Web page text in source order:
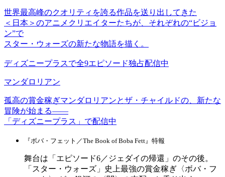
世界最高峰のクオリティを誇る作品を送り出してきた
＜日本＞のアニメクリエイターたちが、それぞれの“ビジョ
ン”で
スター・ウォーズの新たな物語を描く。
ディズニープラスで全9エピソード独占配信中
マンダロリアン
孤高の賞金稼ぎマンダロリアンとザ・チャイルドの、新たな
冒険が始まる――
「ディズニープラス」で配信中
『ボバ・フェット／The Book of Boba Fett』特報
舞台は「エピソード6／ジェダイの帰還」のその後。
「スター・ウォーズ」史上最強の賞金稼ぎ〈ボバ・フ